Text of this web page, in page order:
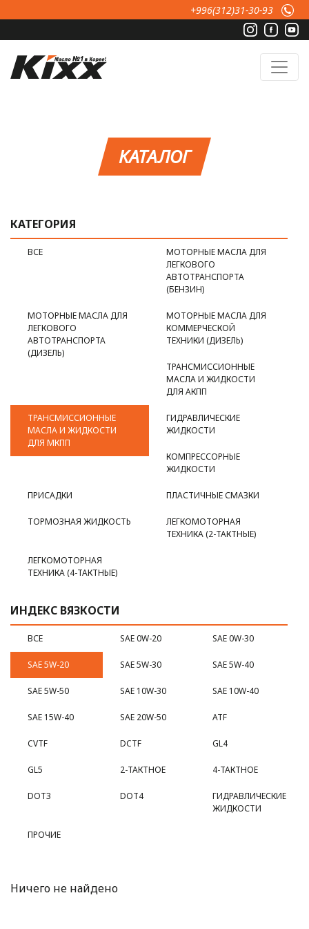
Перейти к основному содержанию+996(312)31-30-93
КАТАЛОГ
КАТЕГОРИЯ
ВСЕ
МОТОРНЫЕ МАСЛА ДЛЯ
ЛЕГКОВОГО
АВТОТРАНСПОРТА
(БЕНЗИН)
МОТОРНЫЕ МАСЛА ДЛЯ
ЛЕГКОВОГО
АВТОТРАНСПОРТА
(ДИЗЕЛЬ)
МОТОРНЫЕ МАСЛА ДЛЯ
КОММЕРЧЕСКОЙ
ТЕХНИКИ (ДИЗЕЛЬ)
ТРАНСМИССИОННЫЕ
МАСЛА И ЖИДКОСТИ
ДЛЯ АКПП
ТРАНСМИССИОННЫЕ
МАСЛА И ЖИДКОСТИ
ДЛЯ МКПП
ГИДРАВЛИЧЕСКИЕ
ЖИДКОСТИ
КОМПРЕССОРНЫЕ
ЖИДКОСТИ
ПРИСАДКИ ПЛАСТИЧНЫЕ СМАЗКИ
ТОРМОЗНАЯ ЖИДКОСТЬ
ЛЕГКОМОТОРНАЯ
ТЕХНИКА (2-ТАКТНЫЕ)
ЛЕГКОМОТОРНАЯ
ТЕХНИКА (4-ТАКТНЫЕ)
ИНДЕКС ВЯЗКОСТИ
ВСЕ SAE 0W-20 SAE 0W-30
SAE 5W-20 SAE 5W-30 SAE 5W-40
SAE 5W-50 SAE 10W-30 SAE 10W-40
SAE 15W-40 SAE 20W-50 ATF
CVTF DCTF GL4
GL5 2-ТАКТНОЕ 4-ТАКТНОЕ
DOT3 DOT4
ГИДРАВЛИЧЕСКИЕ
ЖИДКОСТИ
ПРОЧИЕ
Ничего не найдено